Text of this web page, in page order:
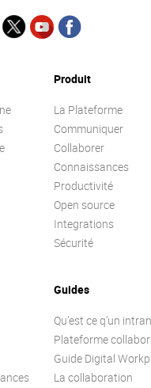
Produit
La Plateforme
Communiquer
Collaborer
Connaissances
Productivité
Open source
Integrations
Sécurité
Guides
Qu’est ce q’un
Plateforme
Guide Digital
La collaboration